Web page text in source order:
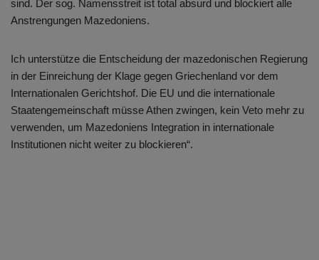
sind. Der sog. Namensstreit ist total absurd und blockiert alle
Anstrengungen Mazedoniens.
Ich unterstütze die Entscheidung der mazedonischen Regierung
in der Einreichung der Klage gegen Griechenland vor dem
Internationalen Gerichtshof. Die EU und die internationale
Staatengemeinschaft müsse Athen zwingen, kein Veto mehr zu
verwenden, um Mazedoniens Integration in internationale
Institutionen nicht weiter zu blockieren“.